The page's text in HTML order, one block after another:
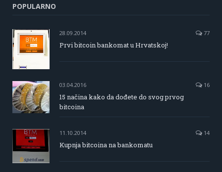
POPULARNO
28.09.2014 77
Prvi bitcoin bankomat u Hrvatskoj!
03.04.2016 16
15 načina kako da dođete do svog prvog
bitcoina
11.10.2014 14
Kupnja bitcoina na bankomatu